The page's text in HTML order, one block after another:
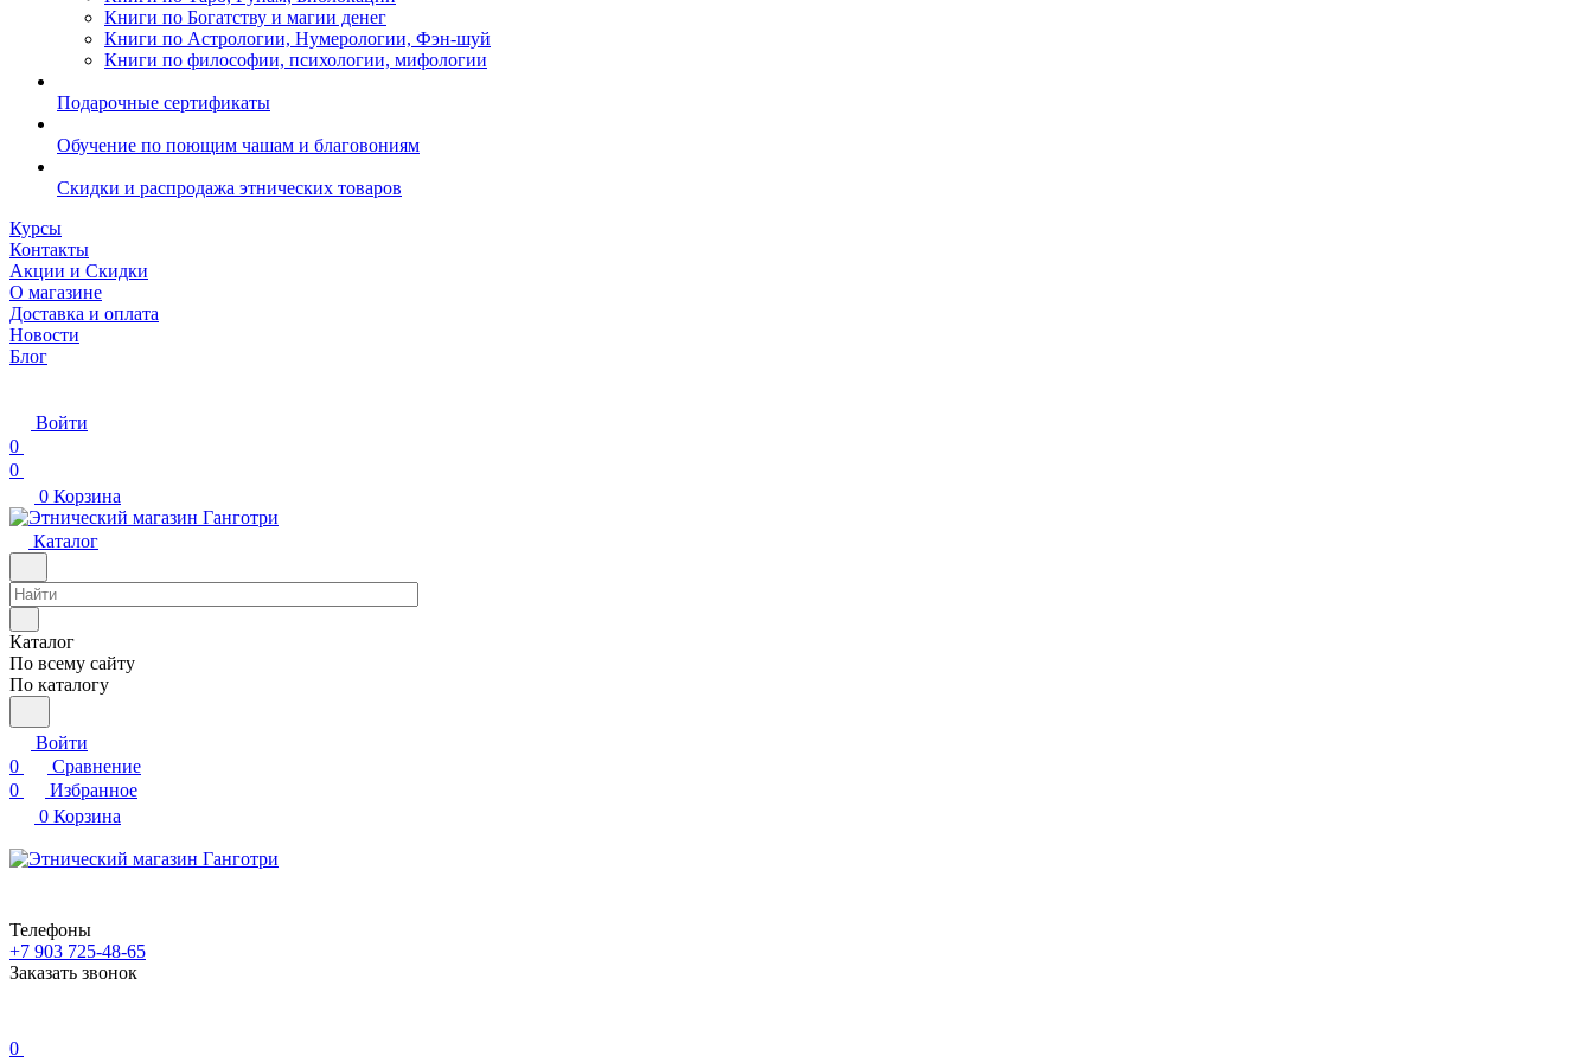
Книги по Богатству и магии денег
Книги по Астрологии, Нумерологии, Фэн-шуй
Книги по философии, психологии, мифологии
Подарочные сертификаты
Обучение по поющим чашам и благовониям
Скидки и распродажа этнических товаров
Курсы
Контакты
Акции и Скидки
О магазине
Доставка и оплата
Новости
Блог
Войти
0
0
0 Корзина
Каталог
Каталог
По всему сайту
По каталогу
Войти
0
Сравнение
0
Избранное
0 Корзина
Телефоны
+7 903 725-48-65
Заказать звонок
0